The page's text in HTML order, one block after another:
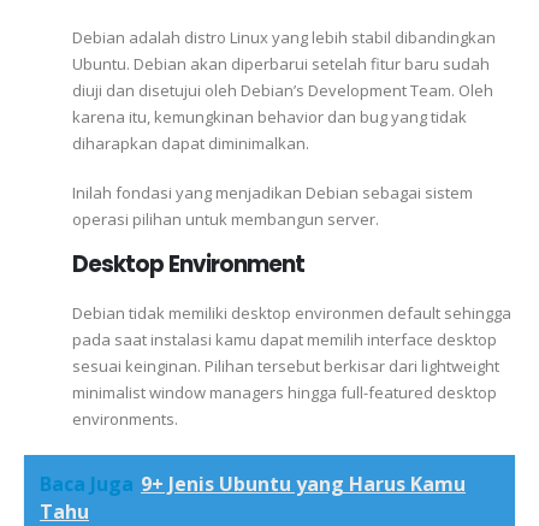
Debian adalah distro Linux yang lebih stabil dibandingkan
Ubuntu. Debian akan diperbarui setelah fitur baru sudah
diuji dan disetujui oleh Debian’s Development Team. Oleh
karena itu, kemungkinan behavior dan bug yang tidak
diharapkan dapat diminimalkan.
Inilah fondasi yang menjadikan Debian sebagai sistem
operasi pilihan untuk membangun server.
Desktop Environment
Debian tidak memiliki desktop environmen default sehingga
pada saat instalasi kamu dapat memilih interface desktop
sesuai keinginan. Pilihan tersebut berkisar dari lightweight
minimalist window managers hingga full-featured desktop
environments.
Baca Juga 9+ Jenis Ubuntu yang Harus Kamu
Tahu